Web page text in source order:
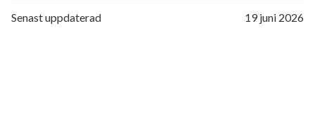
Senast uppdaterad 19 juni 2026